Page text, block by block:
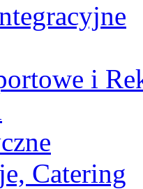
i
Catering